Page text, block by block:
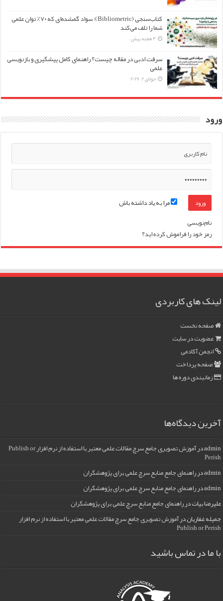
کتاب‌سنجی (Bibliometric)؛ سواد گمشده‌ای که ۷۰٪ توان علمی
شما را تلف می‌کند
4 هفته پیش
سرقت ادبی در مقاله چیست؟ راهنمای کامل پیشگیری و بازنویسی
علمی
جولای 2, 2026
ورود
مرا به یاد داشته باش
نام‌نویسی
رمز خود را فراموش کرده اید؟
لینک های کاربردی
صفحه نخست
عضویت در سایت
انجمن آکادمی
صفحه پرداخت
زمانبندی دوره ها
آخرین دیدگاه‌ها
adminدر آموزش تصویری جامع سرچ مقالات علمی معتبر با استفاده از نرم افزار Publish or
Perish
adminدرراهنمای جامع منابع سرچ علمی برای پژوهشگران
adminدرراهنمای جامع منابع سرچ علمی برای پژوهشگران
علیرضا بیاتدرراهنمای جامع منابع سرچ علمی برای پژوهشگران
جمیله غفاریاندرآموزش تصویری جامع سرچ مقالات علمی معتبر با استفاده از نرم افزار
Publish or Perish
با ما در تماس باشید